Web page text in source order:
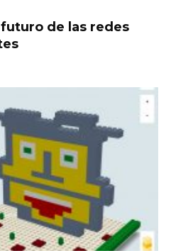
de las redes